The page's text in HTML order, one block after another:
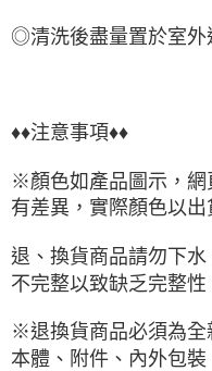
◎清洗後盡量置於室外
♦♦注意事項♦♦
※顏色如產品圖示，網
有差異，實際顏色以出
退、換貨商品請勿下
不完整以致缺乏完整性
※退換貨商品必須為全
本體、附件、內外包裝